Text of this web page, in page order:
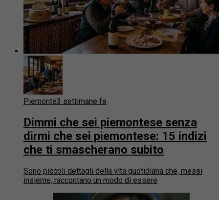
Piemonte3 settimane fa
Dimmi che sei piemontese senza
dirmi che sei piemontese: 15 indizi
che ti smascherano subito
Sono piccoli dettagli della vita quotidiana che, messi
insieme, raccontano un modo di essere